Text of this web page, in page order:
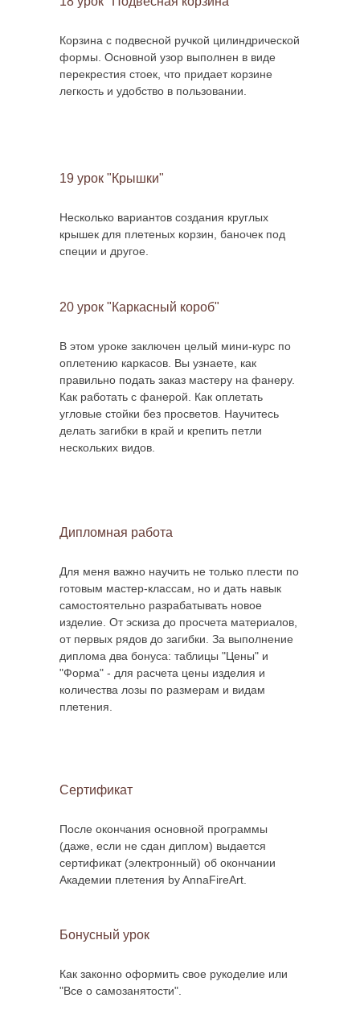
Корзина с подвесной ручкой цилиндрической
формы. Основной узор выполнен в виде
перекрестия стоек, что придает корзине
легкость и удобство в пользовании.
Дипломная работа
Для меня важно научить не только плести по
готовым мастер-классам, но и дать навык
самостоятельно разрабатывать новое
изделие. От эскиза до просчета материалов,
от первых рядов до загибки. За выполнение
диплома два бонуса: таблицы "Цены" и
"Форма" - для расчета цены изделия и
количества лозы по размерам и видам
плетения.
Сертификат
После окончания основной программы
(даже, если не сдан диплом) выдается
сертификат (электронный) об окончании
Академии плетения by AnnaFireArt.
Бонусный урок
Как законно оформить свое рукоделие или
"Все о самозанятости".
19 урок "Крышки"
Несколько вариантов создания круглых
крышек для плетеных корзин, баночек под
специи и другое.
20 урок "Каркасный короб"
В этом уроке заключен целый мини-курс по
оплетению каркасов. Вы узнаете, как
правильно подать заказ мастеру на фанеру.
Как работать с фанерой. Как оплетать
угловые стойки без просветов. Научитесь
делать загибки в край и крепить петли
нескольких видов.